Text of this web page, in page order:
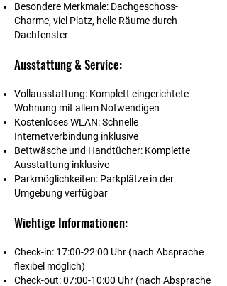
Besondere Merkmale: Dachgeschoss-
Charme, viel Platz, helle Räume durch
Dachfenster
Ausstattung & Service:
Vollausstattung: Komplett eingerichtete
Wohnung mit allem Notwendigen
Kostenloses WLAN:Schnelle
Internetverbindung inklusive
Bettwäsche und Handtücher: Komplette
Ausstattung inklusive
Parkmöglichkeiten: Parkplätze in der
Umgebung verfügbar
Wichtige Informationen:
Check-in: 17:00-22:00 Uhr (nach Absprache
flexibel möglich)
Check-out:07:00-10:00 Uhr (nach Absprache